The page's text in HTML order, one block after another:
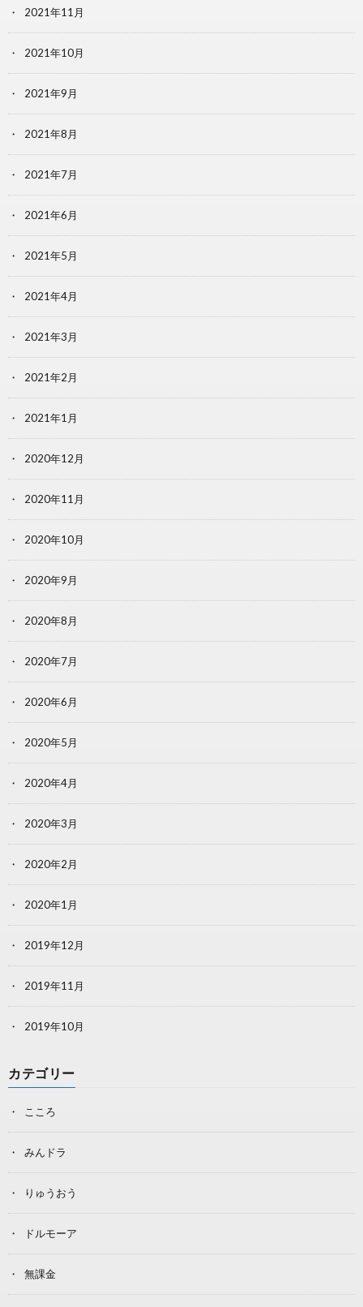
2021年11月
2021年10月
2021年9月
2021年8月
2021年7月
2021年6月
2021年5月
2021年4月
2021年3月
2021年2月
2021年1月
2020年12月
2020年11月
2020年10月
2020年9月
2020年8月
2020年7月
2020年6月
2020年5月
2020年4月
2020年3月
2020年2月
2020年1月
2019年12月
2019年11月
2019年10月
カテゴリー
こころ
みんドラ
りゅうおう
ドルモーア
無課金